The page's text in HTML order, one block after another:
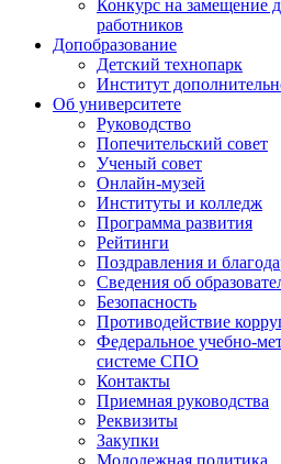
Конкурс на замещение
работников
Допобразование
Детский технопарк
Институт
Об университете
Руководство
Попечительский совет
Ученый совет
Онлайн-музей
Институты и колледж
Программа развития
Рейтинги
Поздравления и
Сведения об
Безопасность
Противодействие
Федеральное учебно-
системе СПО
Контакты
Приемная руководства
Реквизиты
Закупки
Молодежная политика